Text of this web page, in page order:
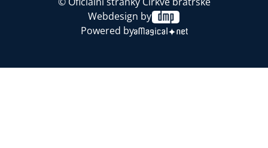
Webdesign by
Powered by